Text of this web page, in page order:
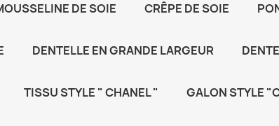
DE SOIE CRÊPE DE SOIE
DENTELLE EN GRANDE LARGEUR
TISSU STYLE " CHANEL " GALON STYLE